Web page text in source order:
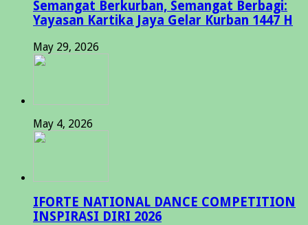
Semangat Berkurban, Semangat Berbagi:
Yayasan Kartika Jaya Gelar Kurban 1447 H
May 29, 2026
May 4, 2026
IFORTE NATIONAL DANCE COMPETITION
INSPIRASI DIRI 2026